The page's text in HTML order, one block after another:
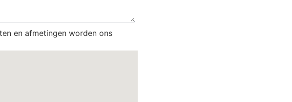
en afmetingen worden ons